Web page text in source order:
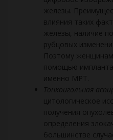
железы.
влияния таких
железы, наличие
рубцовых
Поэтому
помощью
именно МРТ.
Тонкоигольная
цитологическое
получения
определения
большинстве